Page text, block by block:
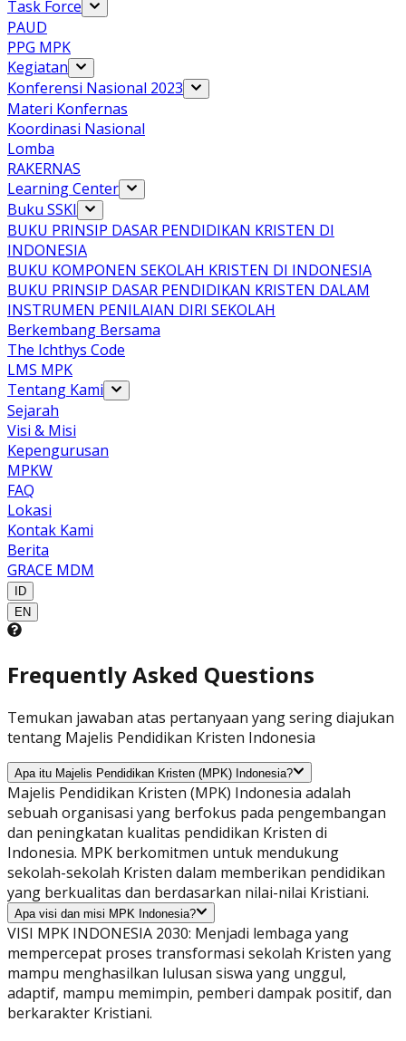
Task Force
PAUD
PPG MPK
Kegiatan
Konferensi Nasional 2023
Materi Konfernas
Koordinasi Nasional
Lomba
RAKERNAS
Learning Center
Buku SSKI
BUKU PRINSIP DASAR PENDIDIKAN KRISTEN DI
INDONESIA
BUKU KOMPONEN SEKOLAH KRISTEN DI INDONESIA
BUKU PRINSIP DASAR PENDIDIKAN KRISTEN DALAM
INSTRUMEN PENILAIAN DIRI SEKOLAH
Berkembang Bersama
The Ichthys Code
LMS MPK
Tentang Kami
Sejarah
Visi & Misi
Kepengurusan
MPKW
FAQ
Lokasi
Kontak Kami
Berita
GRACE MDM
ID
EN
Frequently Asked Questions
Temukan jawaban atas pertanyaan yang sering diajukan
tentang Majelis Pendidikan Kristen Indonesia
Apa itu Majelis Pendidikan Kristen (MPK) Indonesia?
Majelis Pendidikan Kristen (MPK) Indonesia adalah
sebuah organisasi yang berfokus pada pengembangan
dan peningkatan kualitas pendidikan Kristen di
Indonesia. MPK berkomitmen untuk mendukung
sekolah-sekolah Kristen dalam memberikan pendidikan
yang berkualitas dan berdasarkan nilai-nilai Kristiani.
Apa visi dan misi MPK Indonesia?
VISI MPK INDONESIA 2030: Menjadi lembaga yang
mempercepat proses transformasi sekolah Kristen yang
mampu menghasilkan lulusan siswa yang unggul,
adaptif, mampu memimpin, pemberi dampak positif, dan
berkarakter Kristiani.